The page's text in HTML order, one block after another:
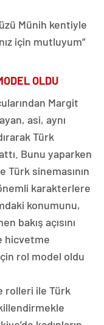
Münih kentiyle
için mutluyum”
OLDU
Margit
asi, aynı
Türk
Bunu yaparken
Türk sinemasının
karakterlere
konumunu,
bakış açısını
hicvetme
rol model oldu
rolleri ile Türk